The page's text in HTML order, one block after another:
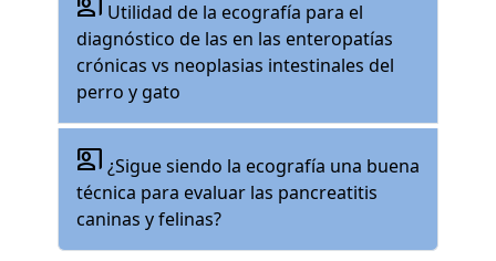
Utilidad de la ecografía para el
diagnóstico de las en las enteropatías
crónicas vs neoplasias intestinales del
perro y gato
co_present ¿Sigue siendo la ecografía una buena
técnica para evaluar las pancreatitis
caninas y felinas?